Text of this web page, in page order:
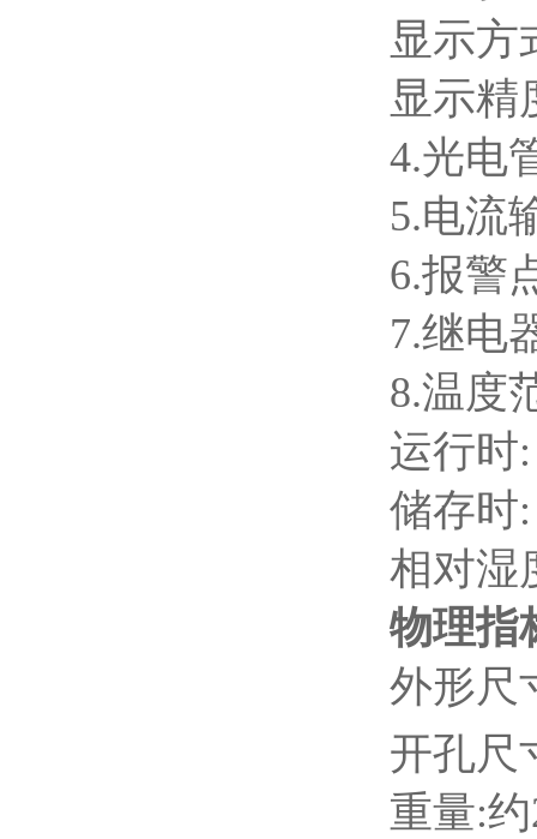
显示方
显示精
4.光电
5.电流
6.报警
7.继电
8.温度
运行
储存
相对湿
物理指
外形尺
开孔尺
重量: